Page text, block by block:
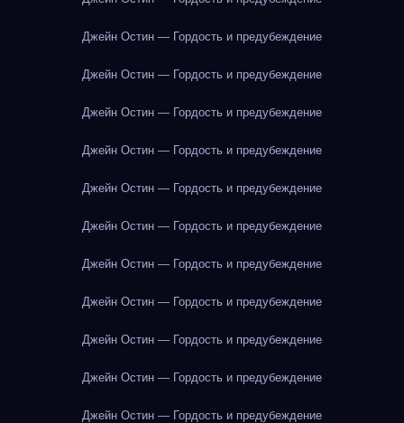
Джейн Остин — Гордость и предубеждение
Джейн Остин — Гордость и предубеждение
Джейн Остин — Гордость и предубеждение
Джейн Остин — Гордость и предубеждение
Джейн Остин — Гордость и предубеждение
Джейн Остин — Гордость и предубеждение
Джейн Остин — Гордость и предубеждение
Джейн Остин — Гордость и предубеждение
Джейн Остин — Гордость и предубеждение
Джейн Остин — Гордость и предубеждение
Джейн Остин — Гордость и предубеждение